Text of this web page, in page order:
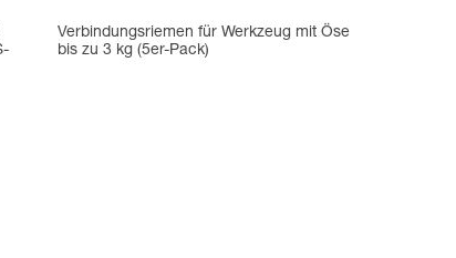
Verbindungsriemen für Werkzeug mit Öse
bis zu 3 kg (5er-Pack)